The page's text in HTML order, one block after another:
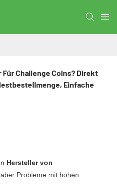
Challenge Coins? Direkt
Einfache
Hersteller von
Probleme mit hohen